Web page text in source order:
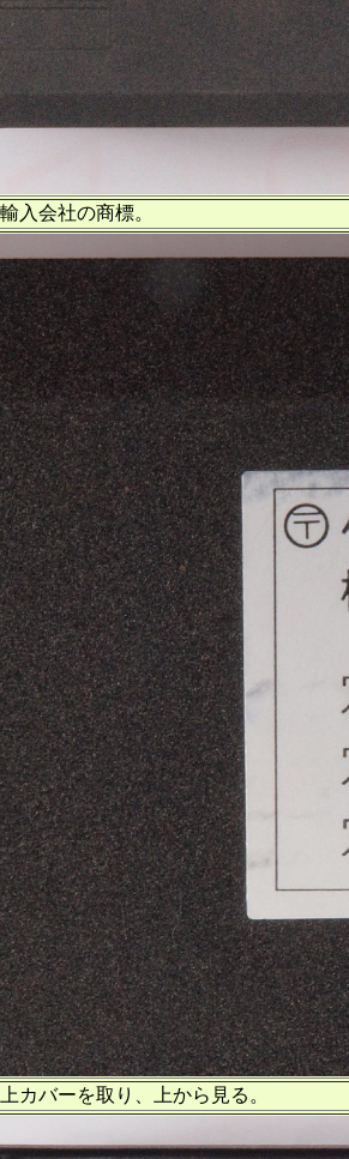
会社の商標。
バーを取り、上から見る。